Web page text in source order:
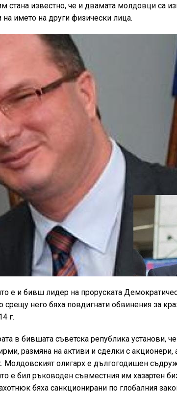
стана известно, че и двамата молдовци са
името на други физически лица.
е и бивш лидер на проруската
срещу него бяха повдигнати обвинения за
г.
в бившата съветска република установи,
размяна на активи и сделки с
олигарх е дългогодишен
е бил ръководен съвместния им хазартен
бяха санкционирани по глобалния